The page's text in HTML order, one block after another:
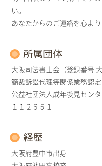
い。
あなたからのご連絡を心より
所属団体
大阪司法書士会（登録番号
簡裁訴訟代理等関係業務認
公益社団法人成年後見セン
１１２６５１
経歴
大阪府豊中市出身